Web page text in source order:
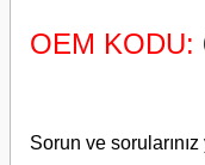
OEM KODU:
Sorun ve